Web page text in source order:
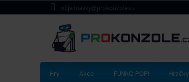
na
objednavky@prokonzole.cz
Hry Akce FUNKO POP! Hračky